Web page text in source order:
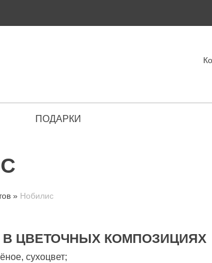
ПОДАРКИ
ЗДЕСЬ
» Нобилис
ЦВЕТОЧНЫХ КОМПОЗИЦИЯХ
сухоцвет;